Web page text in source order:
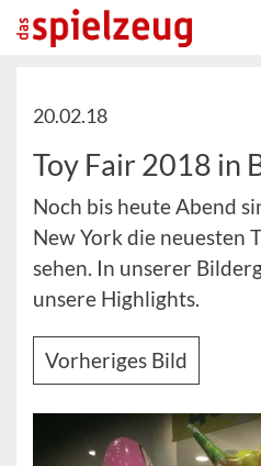
20.02.18
Toy Fair 2018 in
Noch bis heute Abend
New York die neuesten
sehen. In unserer
unsere Highlights.
Vorheriges Bild